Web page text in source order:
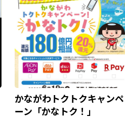
かながわトクトクキャンペ
ーン「かなトク！」